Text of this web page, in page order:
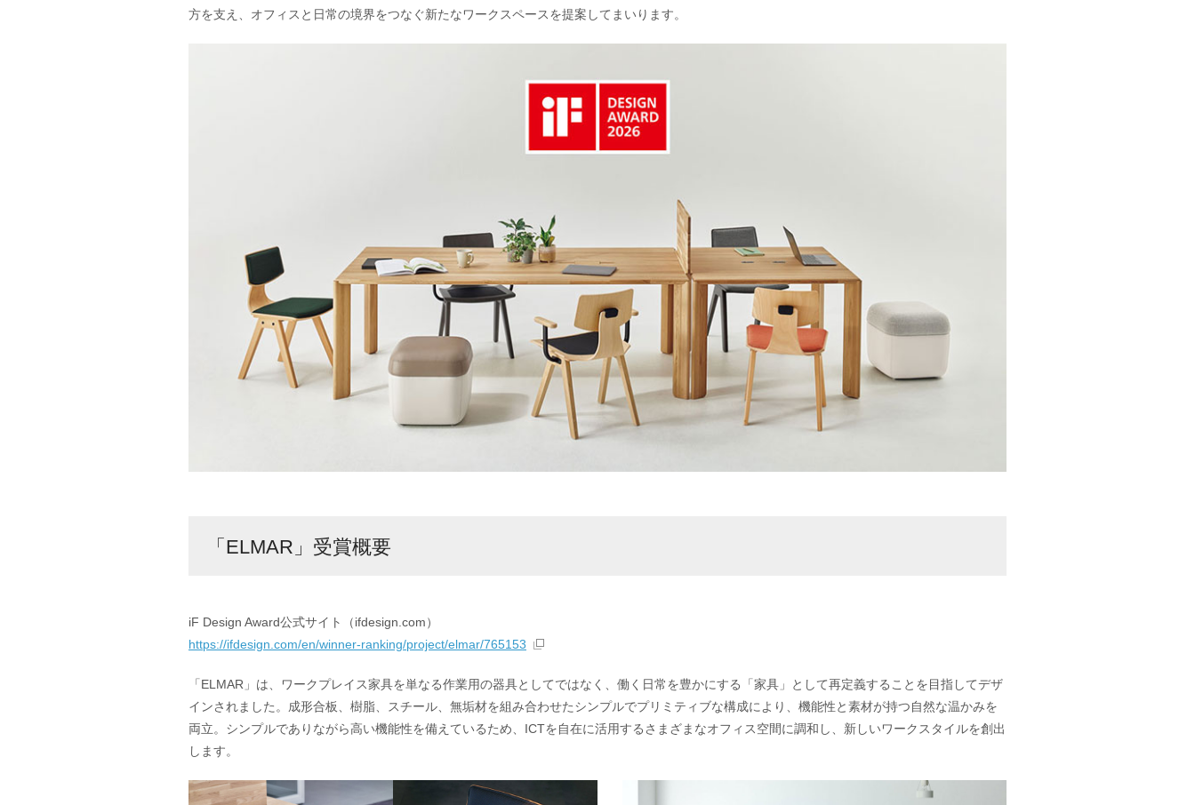
方を支え、オフィスと日常の境界をつなぐ新たなワークスペースを提案してまいります。
「ELMAR」受賞概要
iF Design Award公式サイト（ifdesign.com）
https://ifdesign.com/en/winner-ranking/project/elmar/765153
「ELMAR」は、ワークプレイス家具を単なる作業用の器具としてではなく、働く日常を豊かにする「家具」として再定義することを目指してデザ
インされました。成形合板、樹脂、スチール、無垢材を組み合わせたシンプルでプリミティブな構成により、機能性と素材が持つ自然な温かみを
両立。シンプルでありながら高い機能性を備えているため、ICTを自在に活用するさまざまなオフィス空間に調和し、新しいワークスタイルを創出
します。